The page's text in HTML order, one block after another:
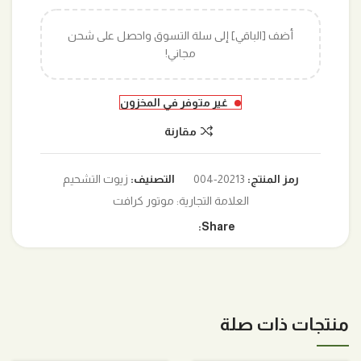
أضف [الباقي] إلى سلة التسوق واحصل على شحن
مجاني!
غير متوفر في المخزون
مقارنة
رمز المنتج: 20213-004 التصنيف: زيوت التشحيم
العلامة التجارية: موتور كرافت
Share:
منتجات ذات صلة